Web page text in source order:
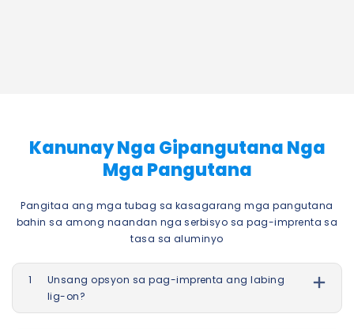
Kanunay Nga Gipangutana Nga
Mga Pangutana
Pangitaa ang mga tubag sa kasagarang mga pangutana
bahin sa among naandan nga serbisyo sa pag-imprenta sa
tasa sa aluminyo
1
Unsang opsyon sa pag-imprenta ang labing
lig-on?